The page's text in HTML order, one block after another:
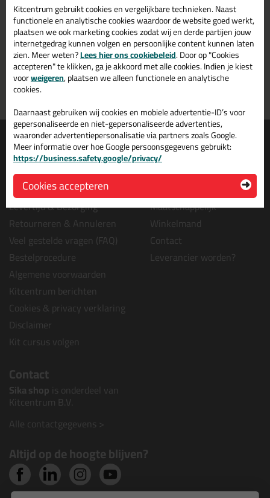
Bekijk product
Voor 21:00 uur besteld
morgen in huis
Gratisbezorging inNL & BE
vanaf75,-
Grootste assortiment
Informatie
Tips en tricks
Keuzehulpen
Acties
Levertijd & Bezorging
Retourneren & Annuleren
Veel gestelde vragen (FAQ)
Bestelprocedure
Algemene voorwaarden
Kitcentrum berichten
Cookies & privacy verklaring
Disclaimer
Kit cursus volgen
Over ons
Wie wij zijn?
Vacatures bij kitcentrum.nl
Maatschappelijk
Winkelmand
Contact
Leverancier worden?
Contact
Sika shop is onderdeel van
Kitcentrum B.V.
Alle contactgegevens >
Altijd op de hoogte blijven?
Kitcentrum gebruikt cookies en vergelijkbare technieken. Naast
functionele en analytische cookies waardoor de website goed werkt,
plaatsen we ook marketing cookies zodat wij en derde partijen jouw
internetgedrag kunnen volgen en persoonlijke content kunnen laten
zien. Meer weten?Lees hier ons cookiebeleid. Door op "Cookies
accepteren" te klikken, ga je akkoord met alle cookies. Indien je kiest
voorweigeren, plaatsen we alleen functionele en analytische
cookies.
Daarnaast gebruiken wij cookies en mobiele advertentie-ID’s voor
gepersonaliseerde en niet-gepersonaliseerde advertenties,
waaronder advertentiepersonalisatie via partners zoals Google.
Meer informatie over hoe Google persoonsgegevens gebruikt:
https://business.safety.google/privacy/
Cookies accepteren